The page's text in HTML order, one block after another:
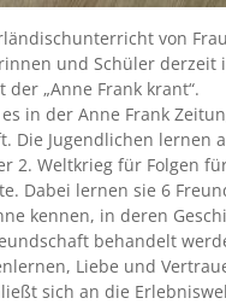
von
und Schüler derzeit
der „Anne Frank krant“.
in der Anne Frank
Die Jugendlichen lernen
2. Weltkrieg für Folgen
Dabei lernen sie 6
kennen, in deren
behandelt
Liebe und
sich an die